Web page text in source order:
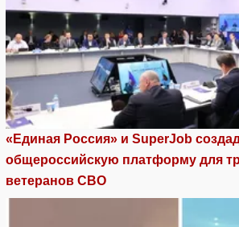
«Единая Россия» и SuperJob
общероссийскую платформу для
ветеранов СВО